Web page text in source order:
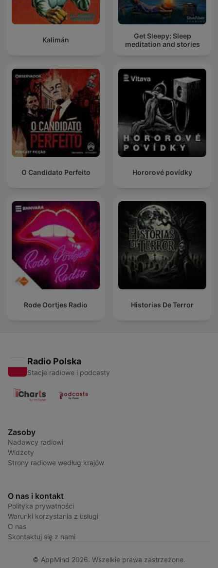
Kalimán
Get Sleepy: Sleep
meditation and stories
O Candidato Perfeito Hororové povídky
Rode Oortjes Radio Historias De Terror
Radio Polska
Stacje radiowe i podcasty
Zasoby
Nadawcy radiowi
Widżety
Strony radiowe według krajów
O nas i kontakt
Polityka prywatności
Warunki korzystania z usługi
O nas
Skontaktuj się z nami
© AppMind 2026. Wszelkie prawa zastrzeżone.